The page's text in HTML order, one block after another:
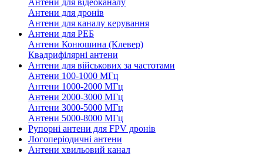
Антени для відеоканалу
Антени для дронів
Антени для каналу керування
Антени для РЕБ
Антени Конюшина (Клевер)
Квадрифілярні антени
Антени для військових за частотами
Антени 100-1000 МГц
Антени 1000-2000 МГц
Антени 2000-3000 МГц
Антени 3000-5000 МГц
Антени 5000-8000 МГц
Рупорні антени для FPV дронів
Логоперіодичні антени
Антени хвильовий канал